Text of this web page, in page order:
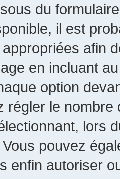
du
il est
afin
en incluant
option
régler le nombre
lors
pouvez
enfin autoriser